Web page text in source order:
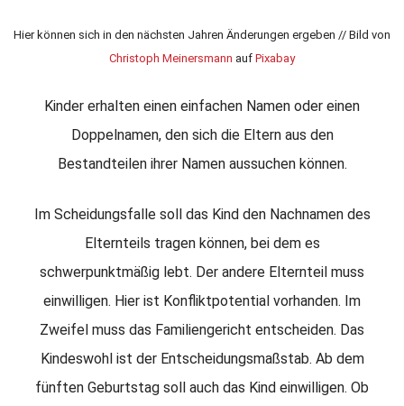
Hier können sich in den nächsten Jahren Änderungen ergeben // Bild von
Christoph Meinersmann auf Pixabay
Kinder erhalten einen einfachen Namen oder einen
Doppelnamen, den sich die Eltern aus den
Bestandteilen ihrer Namen aussuchen können.
Im Scheidungsfalle soll das Kind den Nachnamen des
Elternteils tragen können, bei dem es
schwerpunktmäßig lebt. Der andere Elternteil muss
einwilligen. Hier ist Konfliktpotential vorhanden. Im
Zweifel muss das Familiengericht entscheiden. Das
Kindeswohl ist der Entscheidungsmaßstab. Ab dem
fünften Geburtstag soll auch das Kind einwilligen. Ob